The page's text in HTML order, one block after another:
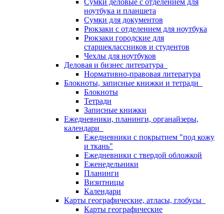
Сумки деловые с отделением для
ноутбука и планшета
Сумки для документов
Рюкзаки с отделением для ноутбука
Рюкзаки городские для
старшеклассников и студентов
Чехлы для ноутбуков
Деловая и бизнес литература
Нормативно-правовая литература
Блокноты, записные книжки и тетради
Блокноты
Тетради
Записные книжки
Ежедневники, планинги, органайзеры,
календари
Ежедневники с покрытием "под кожу
и ткань"
Ежедневники с твердой обложкой
Еженедельники
Планинги
Визитницы
Календари
Карты географические, атласы, глобусы
Карты географические